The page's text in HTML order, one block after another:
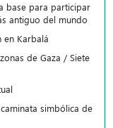
base para participar
antiguo del mundo
en Karbalá
de Gaza / Siete
simbólica de